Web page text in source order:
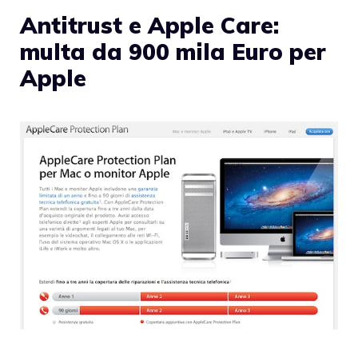
Antitrust e Apple Care:
multa da 900 mila Euro per
Apple